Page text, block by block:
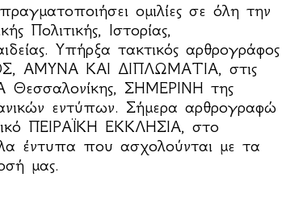
ομιλίες σε όλη την
Πολιτικής, Ιστορίας,
Υπήρξα τακτικός αρθρογράφος
ΑΜΥΝΑ ΚΑΙ ΔΙΠΛΩΜΑΤΙΑ, στις
ΣΗΜΕΡΙΝΗ της
εντύπων. Σήμερα αρθρογραφώ
ΠΕΙΡΑΪΚΗ ΕΚΚΛΗΣΙΑ, στο
έντυπα που ασχολούνται με τα
μας.